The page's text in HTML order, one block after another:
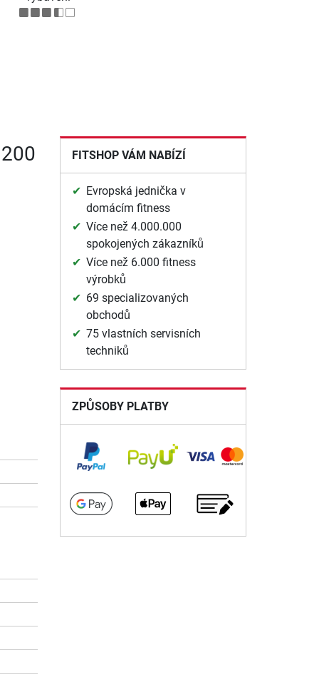
FITSHOP VÁM NABÍZÍ
Evropská jednička v
domácím fitness
Více než 4.000.000
spokojených zákazníků
Více než 6.000 fitness
výrobků
69 specializovaných
obchodů
75 vlastních servisních
techniků
ZPŮSOBY PLATBY